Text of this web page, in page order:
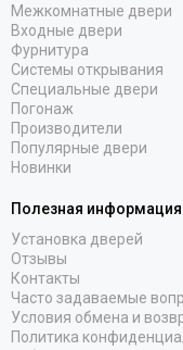
Межкомнатные двери
Входные двери
Фурнитура
Системы открывания
Специальные двери
Погонаж
Производители
Популярные двери
Новинки
Полезная информация
Установка дверей
Отзывы
Контакты
Часто задаваемые
Условия обмена и
Политика